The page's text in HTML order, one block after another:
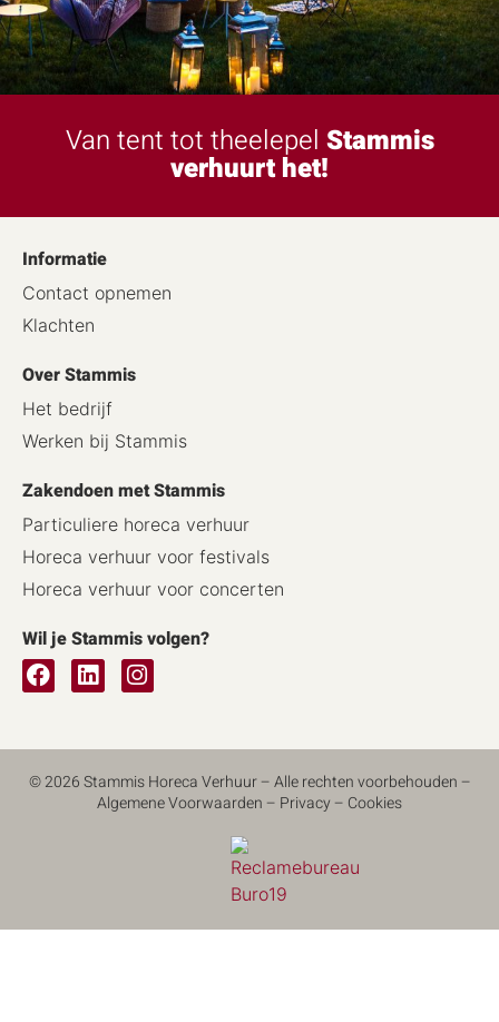
Van tent tot theelepel Stammis
verhuurt het!
Informatie
Contact opnemen
Klachten
Over Stammis
Het bedrijf
Werken bij Stammis
Zakendoen met Stammis
Particuliere horeca verhuur
Horeca verhuur voor festivals
Horeca verhuur voor concerten
Wil je Stammis volgen?
© 2026 Stammis Horeca Verhuur – Alle rechten voorbehouden –
Algemene Voorwaarden– Privacy– Cookies